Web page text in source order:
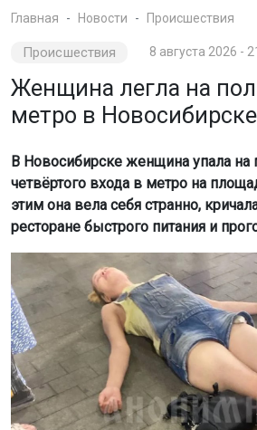
Главная Новости Происшествия
Происшествия 8 августа 2026 -
Женщина легла на пол
метро в Новосибирске
В Новосибирске женщина упала на
четвёртого входа в метро на
этим она вела себя странно,
ресторане быстрого питания и